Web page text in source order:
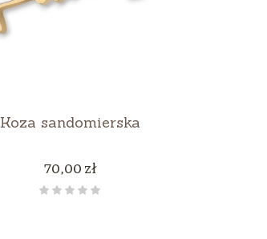
Koza sandomierska
Cena
70,00 zł